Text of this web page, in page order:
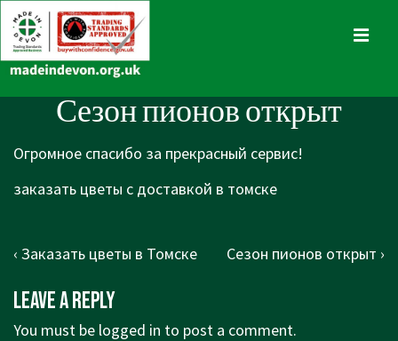
Skip
to
Main
NavigationСезон пионов открыт
Огромное спасибо за прекрасный сервис!
заказать цветы с доставкой в томске
Post
Previous
is
‹ Заказать цветы в Томске
Next
Сезон пионов открыт ›
Leave a Reply
You must be logged in to post a comment.